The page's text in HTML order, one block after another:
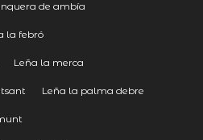
de ambía
la febró
Leña la merca
Leña la palma debre